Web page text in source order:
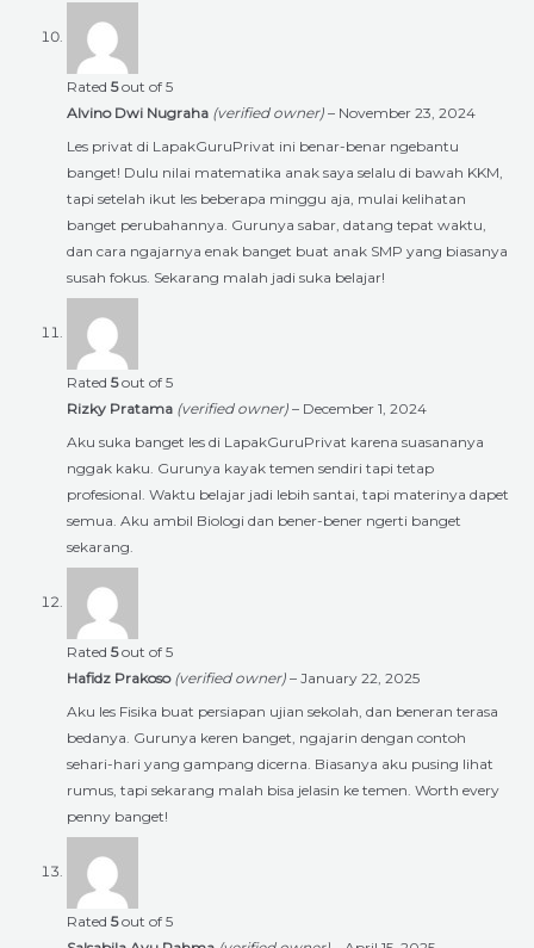
Rated 5out of 5
Alvino Dwi Nugraha (verified owner) – November 23, 2024
Les privat di LapakGuruPrivat ini benar-benar ngebantu
banget! Dulu nilai matematika anak saya selalu di bawah KKM,
tapi setelah ikut les beberapa minggu aja, mulai kelihatan
banget perubahannya. Gurunya sabar, datang tepat waktu,
dan cara ngajarnya enak banget buat anak SMP yang biasanya
susah fokus. Sekarang malah jadi suka belajar!
Rated 5out of 5
Rizky Pratama (verified owner) – December 1, 2024
Aku suka banget les di LapakGuruPrivat karena suasananya
nggak kaku. Gurunya kayak temen sendiri tapi tetap
profesional. Waktu belajar jadi lebih santai, tapi materinya dapet
semua. Aku ambil Biologi dan bener-bener ngerti banget
sekarang.
Rated 5out of 5
Hafidz Prakoso (verified owner) – January 22, 2025
Aku les Fisika buat persiapan ujian sekolah, dan beneran terasa
bedanya. Gurunya keren banget, ngajarin dengan contoh
sehari-hari yang gampang dicerna. Biasanya aku pusing lihat
rumus, tapi sekarang malah bisa jelasin ke temen. Worth every
penny banget!
Rated 5out of 5